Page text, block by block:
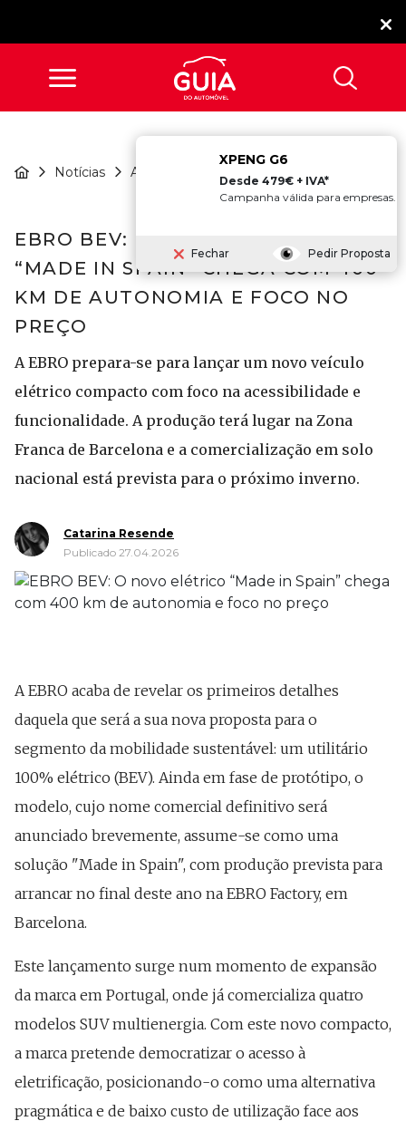
Notícias Atualidade
EBRO BEV: O Novo
Elétrico “Mad...
EBRO BEV: O NOVO ELÉTRICO
“MADE IN SPAIN” CHEGA COM 400
KM DE AUTONOMIA E FOCO NO
PREÇO
A EBRO prepara-se para lançar um novo veículo
elétrico compacto com foco na acessibilidade e
funcionalidade. A produção terá lugar na Zona
Franca de Barcelona e a comercialização em solo
nacional está prevista para o próximo inverno.
Catarina Resende
Publicado 27.04.2026
A EBRO acaba de revelar os primeiros detalhes
daquela que será a sua nova proposta para o
segmento da mobilidade sustentável: um utilitário
100% elétrico (BEV). Ainda em fase de protótipo, o
modelo, cujo nome comercial definitivo será
anunciado brevemente, assume-se como uma
solução "Made in Spain", com produção prevista para
arrancar no final deste ano na EBRO Factory, em
Barcelona.
Este lançamento surge num momento de expansão
da marca em Portugal, onde já comercializa quatro
modelos SUV multienergia. Com este novo compacto,
a marca pretende democratizar o acesso à
eletrificação, posicionando-o como uma alternativa
pragmática e de baixo custo de utilização face aos
XPENG G6
Desde 479€ + IVA*
Campanha válida para empresas.
Fechar Pedir Proposta